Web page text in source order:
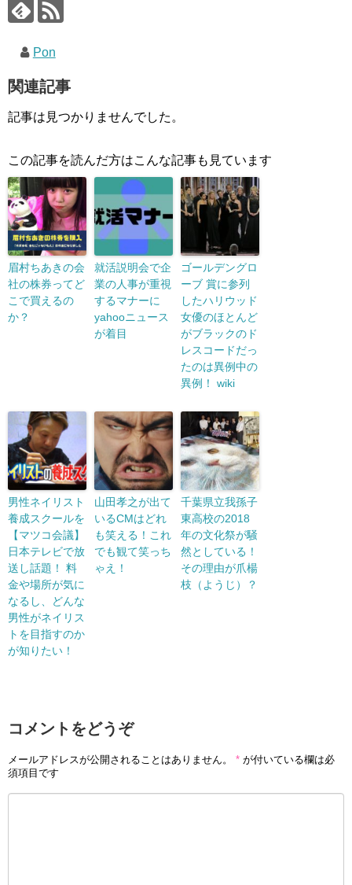
Pon
関連記事
記事は見つかりませんでした。
この記事を読んだ方はこんな記事も見ています
眉村ちあきの会
社の株券ってど
こで買えるの
か？
就活説明会で企
業の人事が重視
するマナーに
yahooニュース
が着目
ゴールデングロ
ーブ 賞に参列
したハリウッド
女優のほとんど
がブラックのド
レスコードだっ
たのは異例中の
異例！ wiki
男性ネイリスト
養成スクールを
【マツコ会議】
日本テレビで放
送し話題！ 料
金や場所が気に
なるし、どんな
男性がネイリス
トを目指すのか
が知りたい！
山田孝之が出て
いるCMはどれ
も笑える！これ
でも観て笑っち
ゃえ！
千葉県立我孫子
東高校の2018
年の文化祭が騒
然としている！
その理由が爪楊
枝（ようじ）？
コメントをどうぞ
メールアドレスが公開されることはありません。 * が付いている欄は必
須項目です